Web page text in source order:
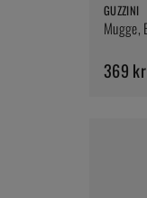
GUZZINI
Mugge,
369 kr